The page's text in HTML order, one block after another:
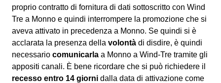
proprio contratto di fornitura di dati sottoscritto con Wind
Tre a Monno e quindi interrompere la promozione che si
aveva attivato in precedenza a Monno. Se quindi si è
acclarata la presenza della volontà di disdire, è quindi
necessario comunicarla a Monno a Wind-Tre tramite gli
appositi canali. È bene ricordare che si può richiedere il
recesso entro 14 giorni dalla data di attivazione come